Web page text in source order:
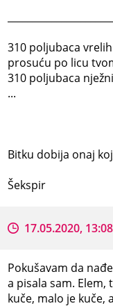
310 poljubaca vrelih
prosuću po licu
310 poljubaca
...
Bitku dobija onaj
Šekspir
17.05.2020, 13:08
Pokušavam da
a pisala sam.
kuče, malo je kuče,